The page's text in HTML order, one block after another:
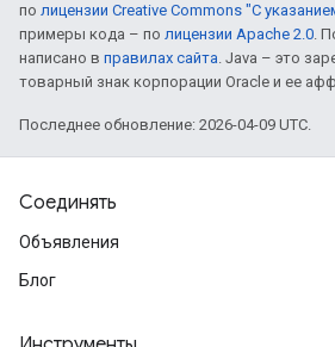
по лицензии Creative Commons "С
примеры кода – по лицензии Apache 2.0.
написано в правилах сайта. Java – это
товарный знак корпорации Oracle и ее
Последнее обновление: 2026-04-09 UTC.
Соединять
Объявления
Блог